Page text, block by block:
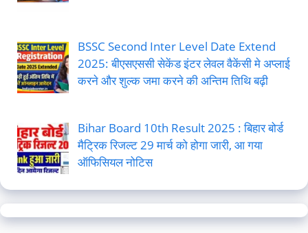
BSSC Second Inter Level Date Extend
2025: बीएसएससी सेकेंड इंटर लेवल वैकेंसी मे अप्लाई
करने और शुल्क जमा करने की अन्तिम तिथि बढ़ी
Bihar Board 10th Result 2025 : बिहार बोर्ड
मैट्रिक रिजल्ट 29 मार्च को होगा जारी, आ गया
ऑफिसियल नोटिस